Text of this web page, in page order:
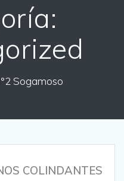
Sogamoso
COLINDANTES